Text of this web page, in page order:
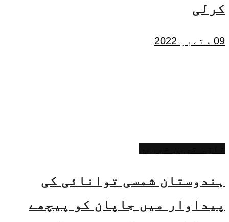
کرلی
09 ستمبر 2022
ہندوستان شمسی توانائی کی
پیداوار میں جاپان کو پیچھے